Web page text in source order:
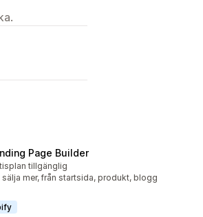
Page Builder
totalt
tillgänglig
mer, från startsida, produkt, blogg